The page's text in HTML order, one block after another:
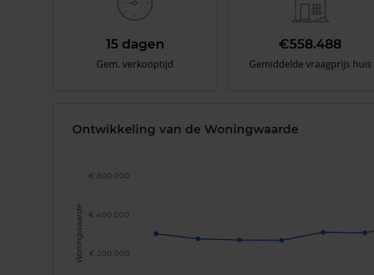
15 dagen
Gem. verkooptijd
€558.488
Gemiddelde vraagprijs huis
Ontwikkeling van de Woningwaarde
€ 200.000
€ 400.000
€ 600.000
Woningwaarde